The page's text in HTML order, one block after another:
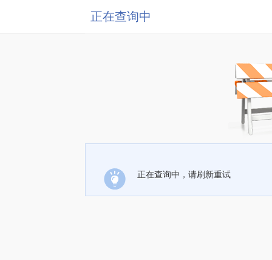
正在查询中
正在查询中，请刷新重试